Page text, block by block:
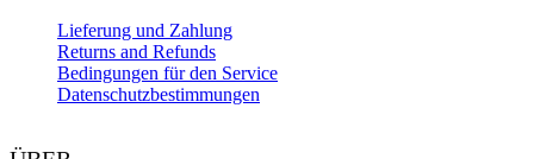
Lieferung und Zahlung
Returns and Refunds
Bedingungen für den Service
Datenschutzbestimmungen